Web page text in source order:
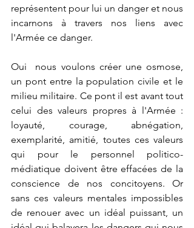
représentent pour lui un danger et nous
incarnons à travers nos liens avec
l'Armée ce danger.
Oui  nous voulons créer une osmose,
un pont entre la population civile et le
milieu militaire. Ce pont il est avant tout
celui des valeurs propres à l'Armée :
loyauté, courage, abnégation,
exemplarité, amitié, toutes ces valeurs
qui pour le personnel politico-
médiatique doivent être effacées de la
conscience de nos concitoyens. Or
sans ces valeurs mentales impossibles
de renouer avec un idéal puissant, un